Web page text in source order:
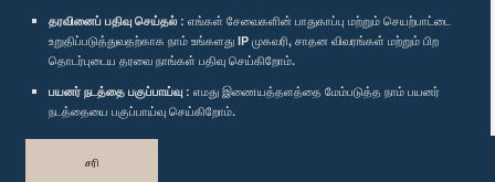
தரவினைப் பதிவு செய்தல் : எங்கள் சேவைகளின் பாதுகாப்பு மற்றும் செயற்பாட்டை
உறுதிப்படுத்துவதற்காக நாம் உங்களது IP முகவரி, சாதன விவரங்கள் மற்றும் பிற
தொடர்புடைய தரவை நாங்கள் பதிவு செய்கிறோம்.
பயனர் நடத்தை பகுப்பாய்வு : எமது இணையத்தளத்தை மேம்படுத்த நாம் பயனர்
நடத்தையை பகுப்பாய்வு செய்கிறோம்.
சரி
விருதுகள்
தனியுரிமைக் கொள்கை